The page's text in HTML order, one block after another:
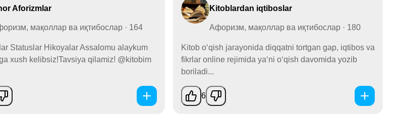
Aforizmlar
мақоллар ва иқтибослар · 164
Statuslar Hikoyalar Assalomu alaykum
xush kelibsiz!Tavsiya qilamiz! @kitobim
Kitoblardan iqtiboslar
Афоризм, мақоллар ва иқтибослар · 180
Kitob o‘qish jarayonida diqqatni tortgan gap, iqtibos va
fikrlar online rejimida ya‘ni o‘qish davomida yozib
boriladi...
6